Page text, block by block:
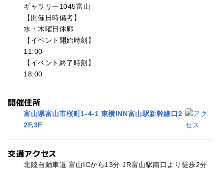
ギャラリー1045富山
【開催日時備考】
水・木曜日休廊
【イベント開始時刻】
11:00
【イベント終了時刻】
18:00
開催住所
富山県富山市桜町1-4-1 東横INN富山駅新幹線口2
2F,3F
交通アクセス
北陸自動車道 富山ICから13分 JR富山駅南口より徒歩2分